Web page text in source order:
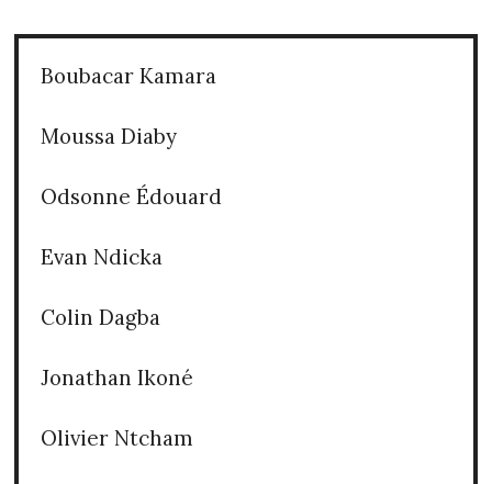
Boubacar Kamara
Moussa Diaby
Odsonne Édouard
Evan Ndicka
Colin Dagba
Jonathan Ikoné
Olivier Ntcham